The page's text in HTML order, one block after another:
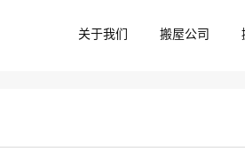
关于我们 搬屋公司